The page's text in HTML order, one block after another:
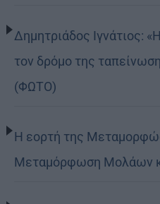
Δημητριάδος Ιγνάτιος:
τον δρόμο της
(ΦΩΤΟ)
Η εορτή της
Μεταμόρφωση Μολάων